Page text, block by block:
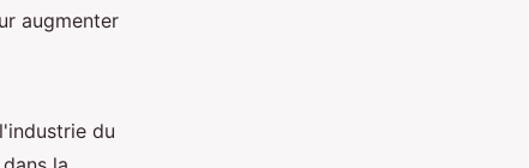
augmenter
du